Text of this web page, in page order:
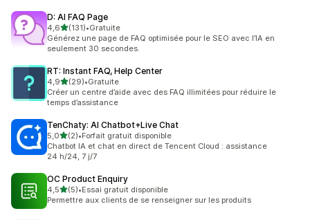
D: AI FAQ Page
4,6étoile(s) sur 5
(131)
131 avis au total
•Gratuite
Générez une page de FAQ optimisée pour le SEO avec l’IA en
seulement 30 secondes.
RT: Instant FAQ, Help Center
4,9étoile(s) sur 5
(29)
29 avis au total
•Gratuite
Créer un centre d’aide avec des FAQ illimitées pour réduire le
temps d’assistance
TenChaty: AI Chatbot+Live Chat
5,0étoile(s) sur 5
(2)
2 avis au total
•Forfait gratuit disponible
Chatbot IA et chat en direct de Tencent Cloud : assistance
24 h/24, 7 j/7
OC Product Enquiry
4,5étoile(s) sur 5
(5)
5 avis au total
•Essai gratuit disponible
Permettre aux clients de se renseigner sur les produits